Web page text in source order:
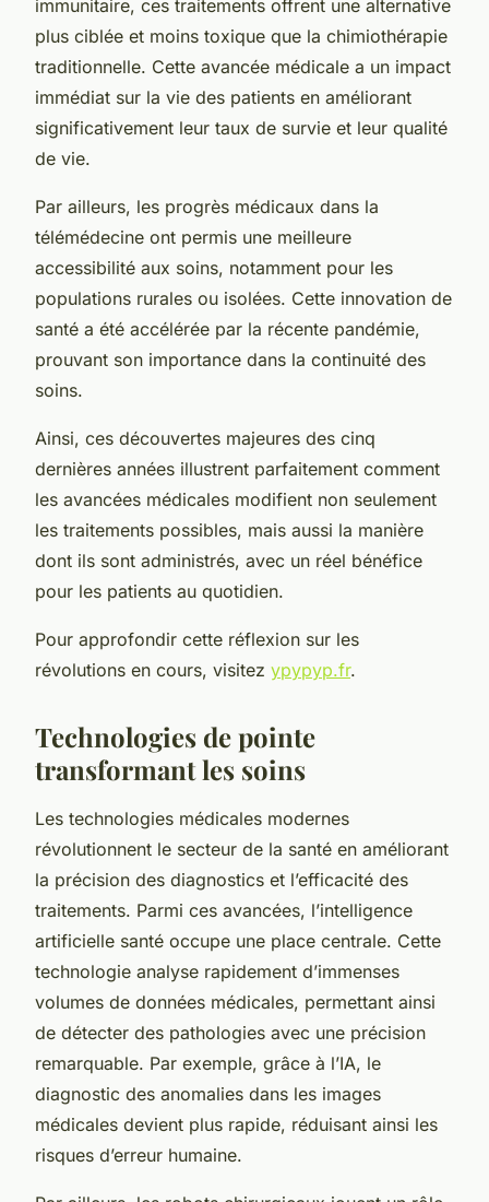
immunitaire, ces traitements offrent une alternative
plus ciblée et moins toxique que la chimiothérapie
traditionnelle. Cette avancée médicale a un impact
immédiat sur la vie des patients en améliorant
significativement leur taux de survie et leur qualité
de vie.
Par ailleurs, les progrès médicaux dans la
télémédecine ont permis une meilleure
accessibilité aux soins, notamment pour les
populations rurales ou isolées. Cette innovation de
santé a été accélérée par la récente pandémie,
prouvant son importance dans la continuité des
soins.
Ainsi, ces découvertes majeures des cinq
dernières années illustrent parfaitement comment
les avancées médicales modifient non seulement
les traitements possibles, mais aussi la manière
dont ils sont administrés, avec un réel bénéfice
pour les patients au quotidien.
Pour approfondir cette réflexion sur les
révolutions en cours, visitez ypypyp.fr.
Technologies de pointe
transformant les soins
Les technologies médicales modernes
révolutionnent le secteur de la santé en améliorant
la précision des diagnostics et l’efficacité des
traitements. Parmi ces avancées, l’intelligence
artificielle santé occupe une place centrale. Cette
technologie analyse rapidement d’immenses
volumes de données médicales, permettant ainsi
de détecter des pathologies avec une précision
remarquable. Par exemple, grâce à l’IA, le
diagnostic des anomalies dans les images
médicales devient plus rapide, réduisant ainsi les
risques d’erreur humaine.